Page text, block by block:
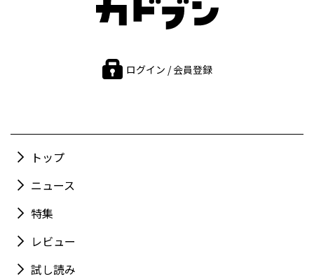
ログイン / 会員登録
トップ
ニュース
特集
レビュー
試し読み